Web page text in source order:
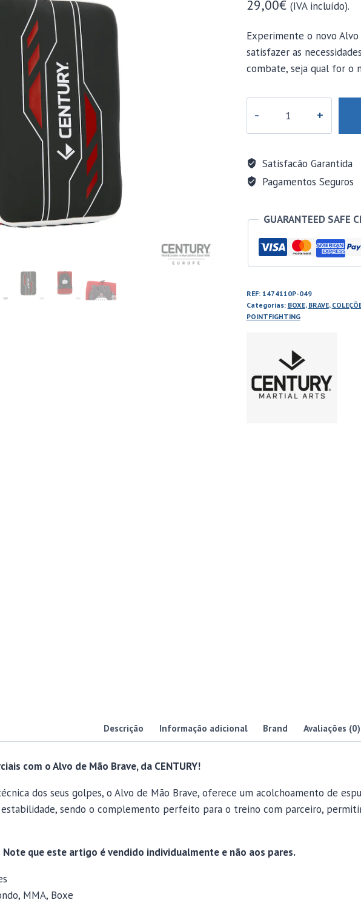
29,00€ (IVA incluído).
Experimente o novo Alvo
satisfazer as
combate, seja qual for o
Alvo
Mão,
BRAVE,
Century
Satisfacão Garantida
Pagamentos Seguros
GUARANTEED SAFE
REF: 1474110P-049
Categorias: BOXE, BRAVE,
POINTFIGHTING
Descrição Informação adicional Brand Avaliações (0)
com o Alvo de Mão Brave, da CENTURY!
dos seus golpes, o Alvo de Mão Brave, oferece um acolchoamento de
sendo o complemento perfeito para o treino com parceiro,
Note que este artigo é vendido individualmente e não aos pares.
MMA, Boxe